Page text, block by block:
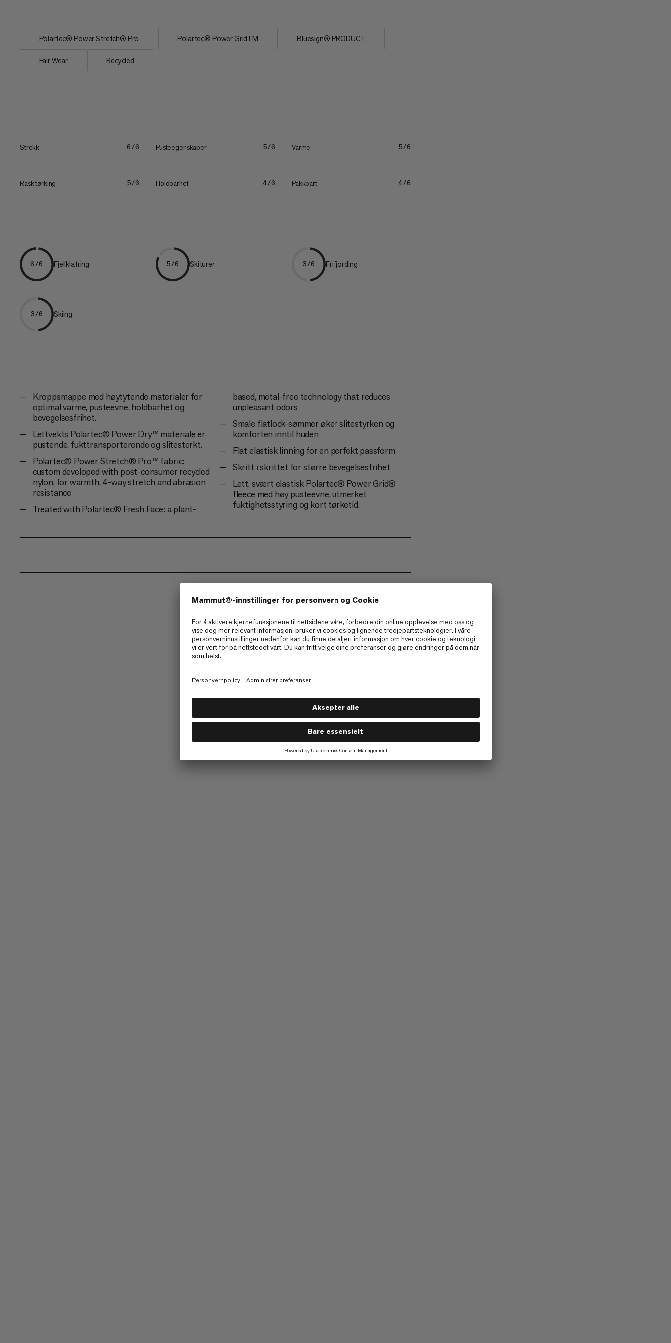
Polartec® Power Stretch® Pro Polartec® Power GridTM Bluesign® PRODUCT
Fair Wear Recycled
Strekk 6/6 Pusteegenskaper 5/6 Varme 5/6
Rask tørking 5/6 Holdbarhet 4/6 Pakkbart 4/6
6/6 Fjellklatring 5/6 Skiturer 3/6 Frifjording
3/6 Skiing
Kroppsmappe med høytytende materialer for
optimal varme, pusteevne, holdbarhet og
bevegelsesfrihet.
Lettvekts Polartec® Power Dry™ materiale er
pustende, fukttransporterende og slitesterkt.
Polartec® Power Stretch® Pro™ fabric:
custom developed with post-consumer recycled
nylon, for warmth, 4-way stretch and abrasion
resistance
Treated with Polartec® Fresh Face: a plant-
based, metal-free technology that reduces
unpleasant odors
Smale flatlock-sømmer øker slitestyrken og
komforten inntil huden
Flat elastisk linning for en perfekt passform
Skritt i skrittet for større bevegelsesfrihet
Lett, svært elastisk Polartec® Power Grid®
fleece med høy pusteevne, utmerket
fuktighetsstyring og kort tørketid.